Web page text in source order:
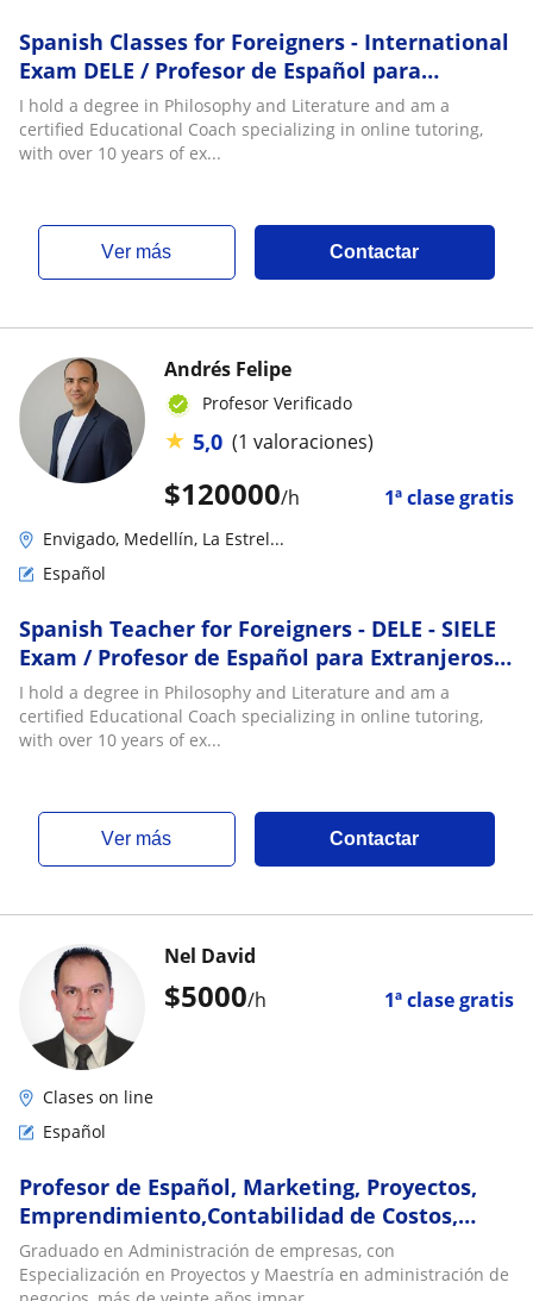
Spanish Classes for Foreigners - International
Exam DELE / Profesor de Español para
Extranjeros - Examen DELE - SIELE
I hold a degree in Philosophy and Literature and am a
certified Educational Coach specializing in online tutoring,
with over 10 years of ex...
ver más Contactar
$120000/h 1ª clase gratis
Andrés Felipe
Profesor Verificado
★ 5,0 (1 valoraciones)
Envigado, Medellín, La Estrel...
Español
Spanish Teacher for Foreigners - DELE - SIELE
Exam / Profesor de Español para Extranjeros
de Habla Inglesa - Examen DELE - SIELE
I hold a degree in Philosophy and Literature and am a
certified Educational Coach specializing in online tutoring,
with over 10 years of ex...
ver más Contactar
$5000/h 1ª clase gratis
Nel David
Clases on line
Español
Profesor de Español, Marketing, Proyectos,
Emprendimiento,Contabilidad de Costos,
Economia Online
Graduado en Administración de empresas, con
Especialización en Proyectos y Maestría en administración de